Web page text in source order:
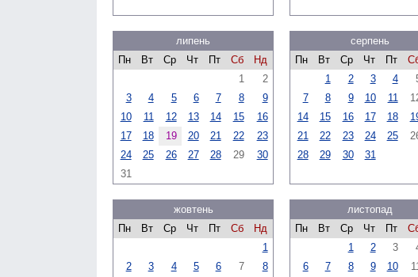
липень
Пн
Вт Ср Чт Пт Сб
Нд
1
2
3
4 5 6 7 8
9
10
11 12 13 14 15
16
17
18 19 20 21 22
23
24
25 26 27 28 29
30
31
серпень
Пн
Вт Ср Чт Пт
1
2 3 4
7
8 9 10 11
14
15 16 17 18
21
22 23 24 25
28
29 30 31
жовтень
Пн
Вт Ср Чт Пт Сб
Нд
1
2
3 4 5 6 7
8
листопад
Пн
Вт Ср Чт Пт
1
2 3
6
7 8 9 10